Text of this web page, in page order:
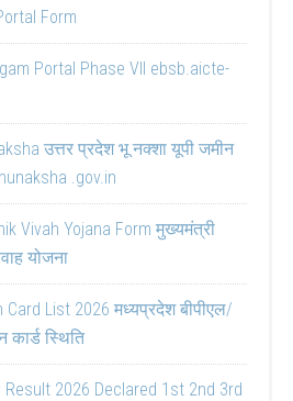
Form
Portal Phase VII ebsb.aicte-
उत्तर प्रदेश भू नक्शा यूपी जमीन
.gov.in
Vivah Yojana Form मुख्यमंत्री
योजना
Card List 2026 मध्यप्रदेश बीपीएल/
कार्ड स्थिति
Result 2026 Declared 1st 2nd 3rd